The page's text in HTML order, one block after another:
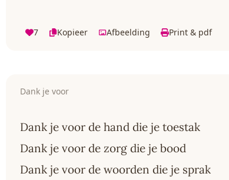
7 Kopieer Afbeelding Print & pdf
Dank je voor
Dank je voor de hand die je toestak
Dank je voor de zorg die je bood
Dank je voor de woorden die je sprak